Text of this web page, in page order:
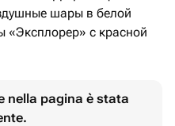
шары в белой
«Эксплорер» с красной
nella pagina è stata